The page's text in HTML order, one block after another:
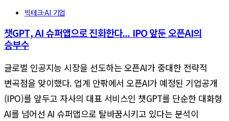
빅테크·AI 기업
챗GPT, AI 슈퍼앱으로 진화한다... IPO 앞둔 오픈AI의
승부수
글로벌 인공지능 시장을 선도하는 오픈AI가 중대한 전략적
변곡점을 맞이했다. 업계 안팎에서 오픈AI가 예정된 기업공개
(IPO)를 앞두고 자사의 대표 서비스인 챗GPT를 단순한 대화형
AI를 넘어선 AI 슈퍼앱으로 탈바꿈시키고 있다는 분석이